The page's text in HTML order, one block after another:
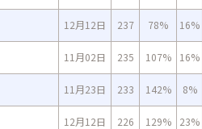
12月12日 237 78% 16%
11月02日 235 107% 16%
11月23日 233 142% 8%
12月12日 226 129% 23%